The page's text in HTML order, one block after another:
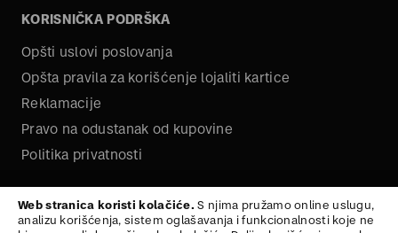
KORISNIČKA PODRŠKA
Opšti uslovi poslovanja
Opšta pravila za korišćenje lojaliti kartice
Reklamacije
Pravo na odustanak od kupovine
Politika privatnosti
Kariera
Web stranica koristi kolačiće. S njima pružamo online uslugu,
analizu korišćenja, sistem oglašavanja i funkcionalnosti koje ne